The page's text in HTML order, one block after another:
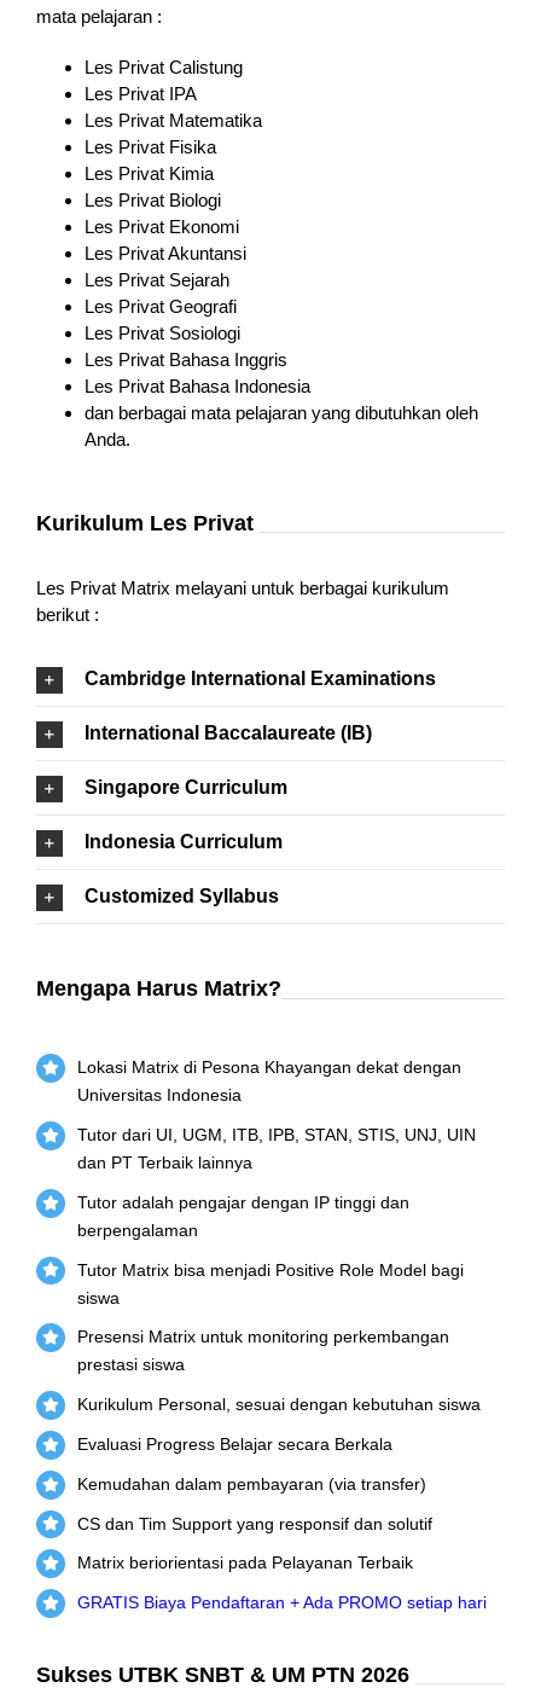
mata pelajaran :
Les Privat Calistung
Les Privat IPA
Les Privat Matematika
Les Privat Fisika
Les Privat Kimia
Les Privat Biologi
Les Privat Ekonomi
Les Privat Akuntansi
Les Privat Sejarah
Les Privat Geografi
Les Privat Sosiologi
Les Privat Bahasa Inggris
Les Privat Bahasa Indonesia
dan berbagai mata pelajaran yang dibutuhkan oleh
Anda.
Kurikulum Les Privat
Les Privat Matrix melayani untuk berbagai kurikulum
berikut :
Cambridge International Examinations
International Baccalaureate (IB)
Singapore Curriculum
Indonesia Curriculum
Customized Syllabus
Mengapa Harus Matrix?
Lokasi Matrix di Pesona Khayangan dekat dengan
Universitas Indonesia
Tutor dari UI, UGM, ITB, IPB, STAN, STIS, UNJ, UIN
dan PT Terbaik lainnya
Tutor adalah pengajar dengan IP tinggi dan
berpengalaman
Tutor Matrix bisa menjadi Positive Role Model bagi
siswa
Presensi Matrix untuk monitoring perkembangan
prestasi siswa
Kurikulum Personal, sesuai dengan kebutuhan siswa
Evaluasi Progress Belajar secara Berkala
Kemudahan dalam pembayaran (via transfer)
CS dan Tim Support yang responsif dan solutif
Matrix beriorientasi pada Pelayanan Terbaik
GRATIS Biaya Pendaftaran + Ada PROMO setiap hari
Sukses UTBK SNBT & UM PTN 2026